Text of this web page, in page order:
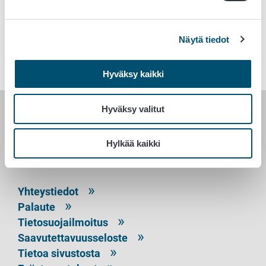
Näytä tiedot
Hyväksy kaikki
Hyväksy valitut
Hylkää kaikki
RUOKAVIRASTO
00027 RUOKAVIRASTO
Yhteystiedot
Palaute
Tietosuojailmoitus
Saavutettavuusseloste
Tietoa sivustosta